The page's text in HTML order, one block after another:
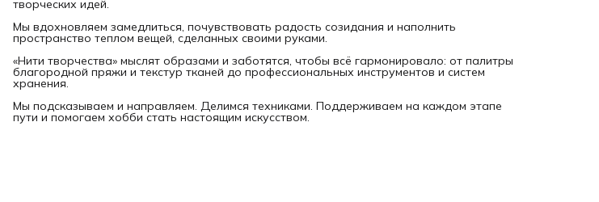
творческих идей.
Мы вдохновляем замедлиться, почувствовать радость созидания и наполнить
пространство теплом вещей, сделанных своими руками.
«Нити творчества» мыслят образами и заботятся, чтобы всё гармонировало: от палитры
благородной пряжи и текстур тканей до профессиональных инструментов и систем
хранения.
Мы подсказываем и направляем. Делимся техниками. Поддерживаем на каждом этапе
пути и помогаем хобби стать настоящим искусством.